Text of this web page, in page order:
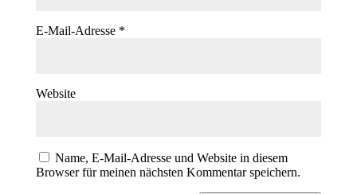
E-Mail-Adresse *
Website
Name, E-Mail-Adresse und Website in diesem
Browser für meinen nächsten Kommentar speichern.